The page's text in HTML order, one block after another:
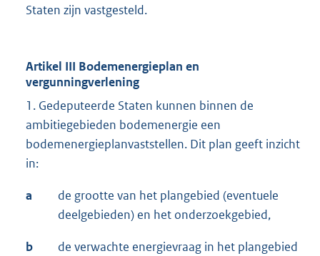
Staten zijn vastgesteld.
Artikel III Bodemenergieplan en
vergunningverlening
1. Gedeputeerde Staten kunnen binnen de
ambitiegebieden bodemenergie een
bodemenergieplanvaststellen. Dit plan geeft inzicht
in:
a
de grootte van het plangebied (eventuele
deelgebieden) en het onderzoekgebied,
b
de verwachte energievraag in het plangebied